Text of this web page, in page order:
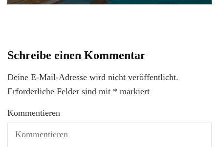
Schreibe einen Kommentar
Deine E-Mail-Adresse wird nicht veröffentlicht.
Erforderliche Felder sind mit * markiert
Kommentieren